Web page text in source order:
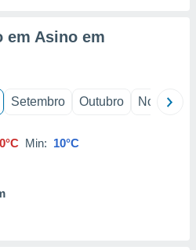
em Asino em
Setembro Outubro Novembro
Min: 10°C